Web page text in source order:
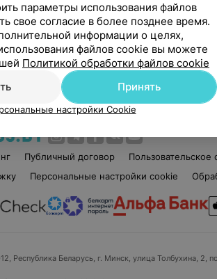
•Первая категория
о месте работы
Публичный договор Пользовательское
Персональные настройки cookie
Республика Беларусь, г. Минск, улица Толбухина, 2,
параметры использования файлов
свое согласие в более позднее время.
информации о целях,
файлов cookie вы можете
Политикой обработки файлов cookie
Принять
настройки Cookie